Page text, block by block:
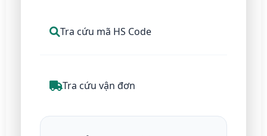
Tra cứu mã HS Code
Tra cứu vận đơn